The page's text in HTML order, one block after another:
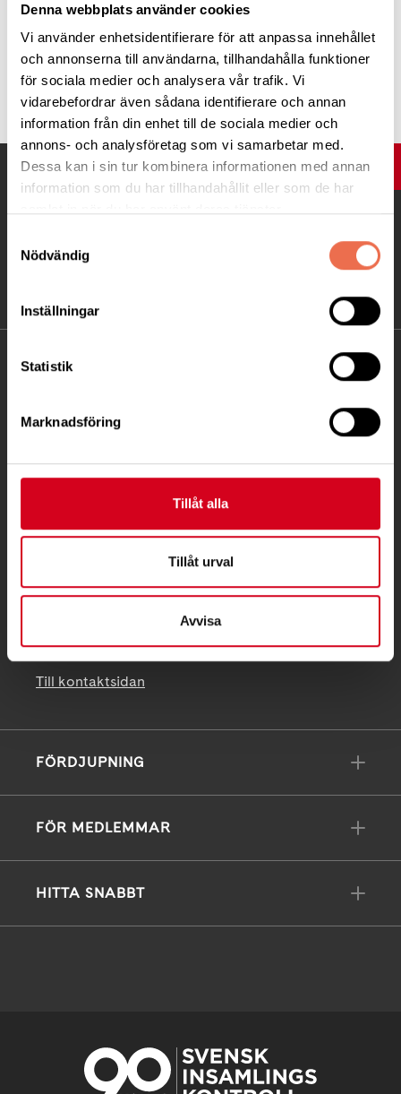
Denna webbplats använder cookies
Vi använder enhetsidentifierare för att anpassa innehållet
och annonserna till användarna, tillhandahålla funktioner
för sociala medier och analysera vår trafik. Vi
vidarebefordrar även sådana identifierare och annan
information från din enhet till de sociala medier och
annons- och analysföretag som vi samarbetar med.
Dessa kan i sin tur kombinera informationen med annan
information som du har tillhandahållit eller som de har
Nödvändig
Inställningar
Statistik
Marknadsföring
Tillåt alla
Tillåt urval
Avvisa
UPP
KONTAKT
Ågatan 12 C, 172 62 Sundbyberg
info@neuro.se
PG 90 10 07-5 | BG 901-0075 | Swishgåva 90 100
Till kontaktsidan
FÖRDJUPNING
FÖR MEDLEMMAR
HITTA SNABBT